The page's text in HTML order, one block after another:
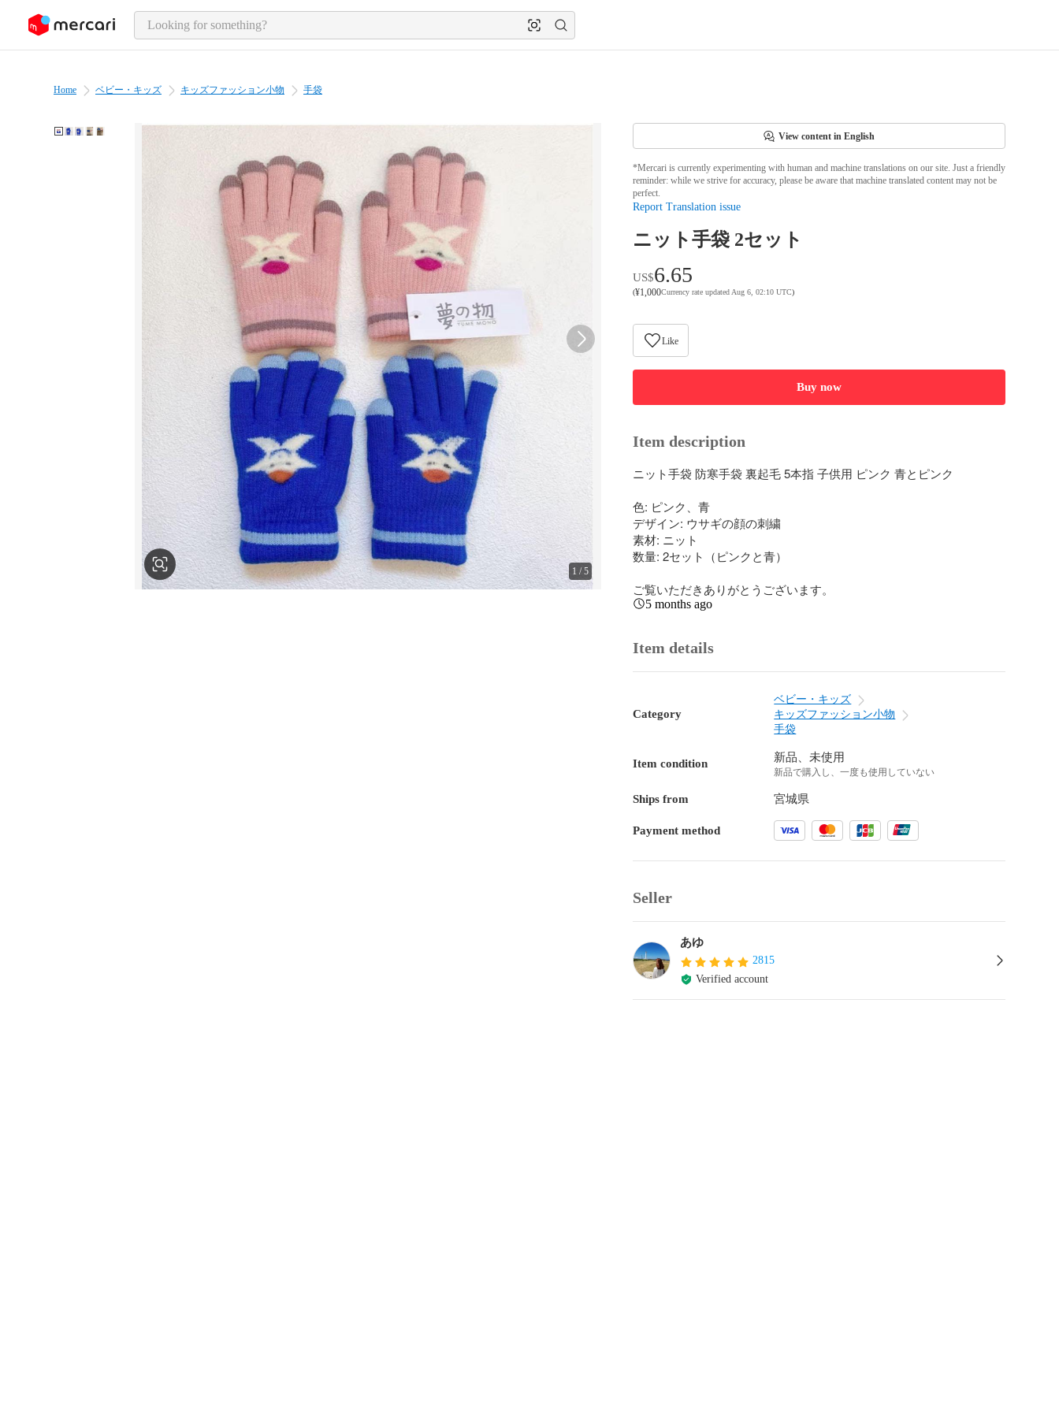
page content
Home ベビー・キッズ キッズファッション小物 手袋
1 /5
View content in English
*Mercari is currently experimenting with human and machine translations on our site. Just a friendly
reminder: while we strive for accuracy, please be aware that machine translated content may not be
perfect.
Report Translation issue
ニット手袋 2セット
US$6.65
(¥1,000Currency rate updated Aug 6, 02:10 UTC)
Like
Buy now
Item description
ニット手袋 防寒手袋 裏起毛 5本指 子供用 ピンク 青とピンク
色: ピンク、青
デザイン: ウサギの顔の刺繍
素材: ニット
数量: 2セット（ピンクと青）
ご覧いただきありがとうございます。
5 months ago
Item details
Category
ベビー・キッズ
キッズファッション小物
手袋
Item condition 新品、未使用
新品で購入し、一度も使用していない
Ships from 宮城県
Payment method
Seller
あゆ
2815
Verified account